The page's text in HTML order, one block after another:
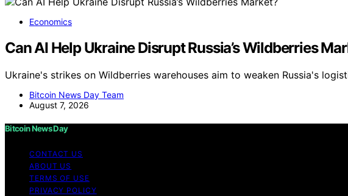
Economics
Can AI Help Ukraine Disrupt Russia’s Wildberries
Ukraine's strikes on Wildberries warehouses aim to weaken Russia's
Bitcoin News Day Team
August 7, 2026
Bitcoin News Day
CONTACT US
ABOUT US
TERMS OF USE
PRIVACY POLICY